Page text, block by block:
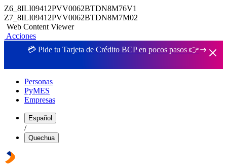
Z6_8ILI09412PVV0062BTDN8M76V1
Z7_8ILI09412PVV0062BTDN8M7M02
Web Content Viewer
Acciones
💳 Pide tu Tarjeta de Crédito BCP en pocos pasos 👉
Personas
PyMES
Empresas
Español
/
Quechua